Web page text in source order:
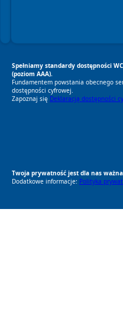
Spełniamy standardy dostępności
(poziom AAA).
Fundamentem powstania obecnego
dostępności cyfrowej.
Zapoznaj się Deklaracją dostępności
Twoja prywatność jest dla nas
Dodatkowe informacje: Polityka